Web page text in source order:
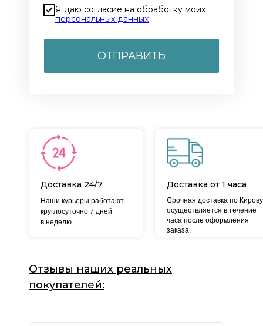
Я даю согласие на обработку моих
персональных данных
ОТПРАВИТЬ
Доставка 24/7
Срочная доставка по Кирову
осуществляется в течение
часа после оформления
заказа.
Наши курьеры работают
круглосуточно 7 дней
в неделю.
Доставка от 1 часа
Отзывы наших реальных
покупателей: